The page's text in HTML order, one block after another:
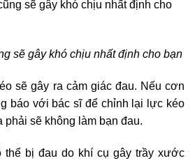
sẽ gây khó chịu nhất định cho bạn
sẽ gây ra cảm giác đau. Nếu cơn
báo với bác sĩ để chỉnh lại lực kéo
sẽ không làm bạn đau.
thể bị đau do khí cụ gây trầy xước